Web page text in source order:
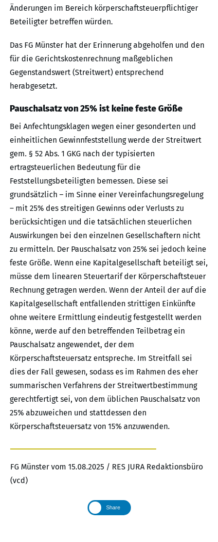
Änderungen im Bereich körperschaftsteuerpflichtiger
Beteiligter betreffen würden.
Das FG Münster hat der Erinnerung abgeholfen und den
für die Gerichtskostenrechnung maßgeblichen
Gegenstandswert (Streitwert) entsprechend
herabgesetzt.
Pauschalsatz von 25% ist keine feste Größe
Bei Anfechtungsklagen wegen einer gesonderten und
einheitlichen Gewinnfeststellung werde der Streitwert
gem. § 52 Abs. 1 GKG nach der typisierten
ertragsteuerlichen Bedeutung für die
Feststellungsbeteiligten bemessen. Diese sei
grundsätzlich – im Sinne einer Vereinfachungsregelung
– mit 25% des streitigen Gewinns oder Verlusts zu
berücksichtigen und die tatsächlichen steuerlichen
Auswirkungen bei den einzelnen Gesellschaftern nicht
zu ermitteln. Der Pauschalsatz von 25% sei jedoch keine
feste Größe. Wenn eine Kapitalgesellschaft beteiligt sei,
müsse dem linearen Steuertarif der Körperschaftsteuer
Rechnung getragen werden. Wenn der Anteil der auf die
Kapitalgesellschaft entfallenden strittigen Einkünfte
ohne weitere Ermittlung eindeutig festgestellt werden
könne, werde auf den betreffenden Teilbetrag ein
Pauschalsatz angewendet, der dem
Körperschaftsteuersatz entspreche. Im Streitfall sei
dies der Fall gewesen, sodass es im Rahmen des eher
summarischen Verfahrens der Streitwertbestimmung
gerechtfertigt sei, von dem üblichen Pauschalsatz von
25% abzuweichen und stattdessen den
Körperschaftsteuersatz von 15% anzuwenden.
FG Münster vom 15.08.2025 / RES JURA Redaktionsbüro
(vcd)
Share